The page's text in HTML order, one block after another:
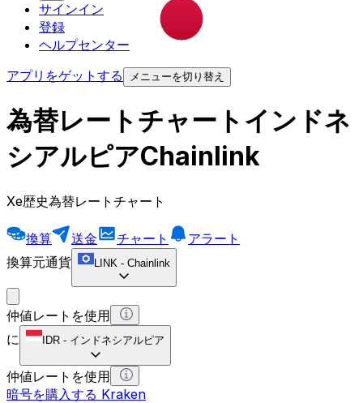
サインイン
登録
ヘルプセンター
アプリをゲットする
メニューを切り替え
為替レートチャートインドネ
シアルピアChainlink
Xe歴史為替レートチャート
換算 送金 チャート
アラート
換算元通貨
LINK - Chainlink
仲値レートを使用
に
IDR - インドネシアルピア
仲値レートを使用
暗号を購入する Kraken